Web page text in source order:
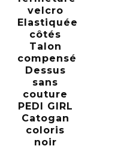
velcro
Elastiquée
côtés
Talon
compensé
Dessus
sans
couture
PEDI GIRL
Catogan
coloris
noir